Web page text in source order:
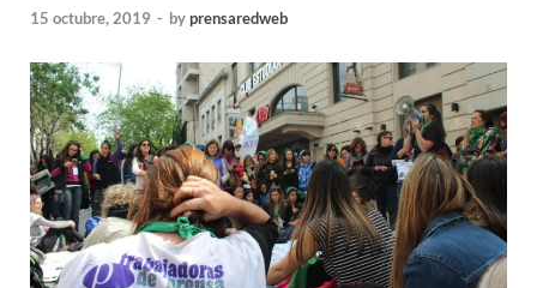
15 octubre, 2019 - byprensaredweb